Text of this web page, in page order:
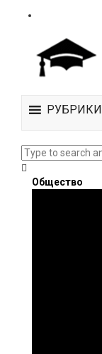
РУБРИКИ
Общество